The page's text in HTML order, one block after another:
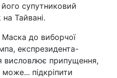
супутниковий
Тайвані.
до виборчої
експрезидента-
висловлює припущення,
підкріпити